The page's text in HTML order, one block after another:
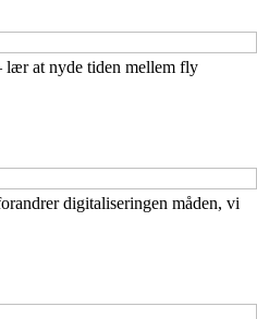
lær at nyde tiden mellem fly
digitaliseringen måden, vi